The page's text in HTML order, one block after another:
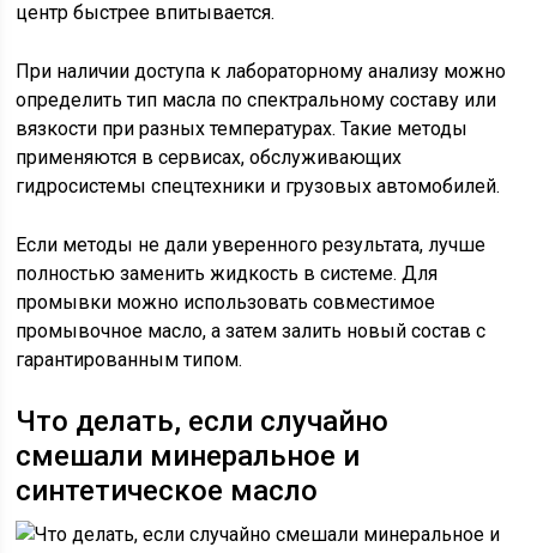
центр быстрее впитывается.
При наличии доступа к лабораторному анализу можно
определить тип масла по спектральному составу или
вязкости при разных температурах. Такие методы
применяются в сервисах, обслуживающих
гидросистемы спецтехники и грузовых автомобилей.
Если методы не дали уверенного результата, лучше
полностью заменить жидкость в системе. Для
промывки можно использовать совместимое
промывочное масло, а затем залить новый состав с
гарантированным типом.
Что делать, если случайно
смешали минеральное и
синтетическое масло